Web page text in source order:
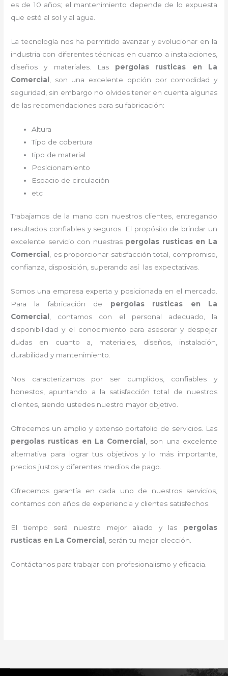
es de 10 años; el mantenimiento depende de lo expuesta
que esté al sol y al agua.
La tecnología nos ha permitido avanzar y evolucionar en la
industria con diferentes técnicas en cuanto a instalaciones,
diseños y materiales. Las pergolas rusticas en La
Comercial
, son una excelente opción por comodidad y
seguridad, sin embargo no olvides tener en cuenta algunas
de las recomendaciones para su fabricación:
Altura
Tipo de cobertura
tipo de material
Posicionamiento
Espacio de circulación
etc
Trabajamos de la mano con nuestros clientes, entregando
resultados confiables y seguros. El propósito de brindar un
excelente servicio con nuestras pergolas rusticas en La
Comercial , es proporcionar satisfacción total, compromiso,
confianza, disposición, superando así las expectativas.
Somos una empresa experta y posicionada en el mercado.
Para la fabricación de pergolas rusticas en La
Comercial , contamos con el personal adecuado, la
disponibilidad y el conocimiento para asesorar y despejar
dudas en cuanto a, materiales, diseños, instalación,
durabilidad y mantenimiento.
Nos caracterizamos por ser cumplidos, confiables y
honestos, apuntando a la satisfacción total de nuestros
clientes, siendo ustedes nuestro mayor objetivo.
Ofrecemos un amplio y extenso portafolio de servicios. Las
pergolas rusticas en La Comercial
, son una excelente
alternativa para lograr tus objetivos y lo más importante,
precios justos y diferentes medios de pago.
Ofrecemos garantía en cada uno de nuestros servicios,
contamos con años de experiencia y clientes satisfechos.
El tiempo será nuestro mejor aliado y las pergolas
rusticas en La Comercial
, serán tu mejor elección.
Contáctanos para trabajar con profesionalismo y eficacia.